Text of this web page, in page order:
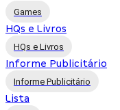
Games
HQs e Livros
HQs e Livros
Informe Publicitário
Informe Publicitário
Lista